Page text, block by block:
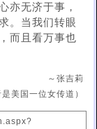
亦无济于事，
。当我们转眼
而且看万事也
～张吉莉
是美国一位女传道）